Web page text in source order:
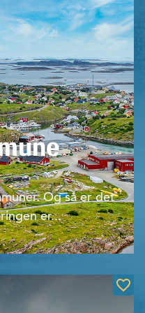
Og så er det
er...